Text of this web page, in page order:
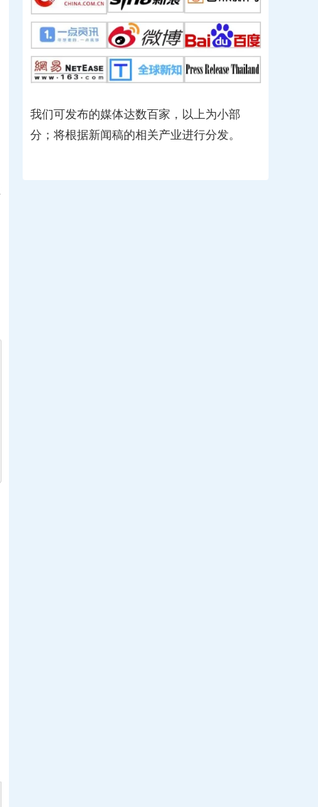
我们可发布的媒体达数百家，以上为小部
分；将根据新闻稿的相关产业进行分发。